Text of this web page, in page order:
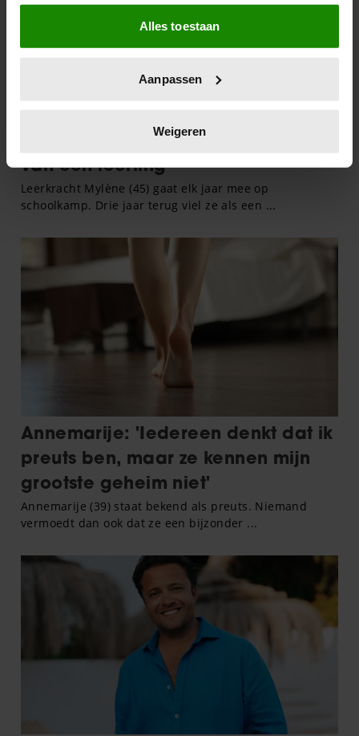
Als u het toestaat, willen we ook graag:
Informatie verzamelen over uw geografische
locatie, die tot een paar meter nauwkeurig kan zijn
scannen op specifieke eigenschappen (fingerprinting)
verwerkt en stel uw voorkeuren in het
intrekken in de Cookieverklaring.
We gebruiken cookies om content en advertenties te
en om ons websiteverkeer te analyseren. Ook delen we
informatie over uw gebruik van onze site met onze
partners voor social media, adverteren en analyse. Deze
partners kunnen deze gegevens combineren met andere
informatie die u aan ze heeft verstrekt of die ze hebben
verzameld op basis van uw gebruik van hun services. U
gaat akkoord met onze cookies als u onze website blijft
Alles toestaan
Aanpassen
Weigeren